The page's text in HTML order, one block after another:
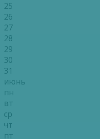
25
26
27
28
29
30
31
июнь
пн
вт
ср
чт
пт